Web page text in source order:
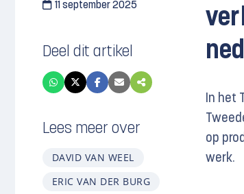
11 september 2025
Deel dit artikel
Lees meer over
DAVID VAN WEEL
ERIC VAN DER BURG
In het
op
werk.